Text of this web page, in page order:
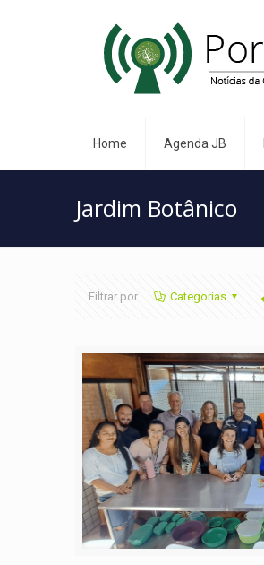
Home Agenda JB
Jardim Botânico
Filtrar por Categorias